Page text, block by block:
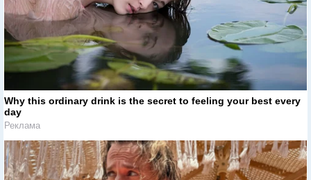
Why this ordinary drink is the secret to feeling your best every
day
Реклама